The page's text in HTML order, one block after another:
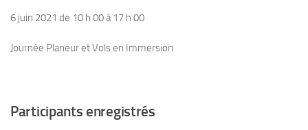
6 juin 2021 de 10 h 00à 17 h 00
Journée Planeur et Vols en Immersion
Participants enregistrés